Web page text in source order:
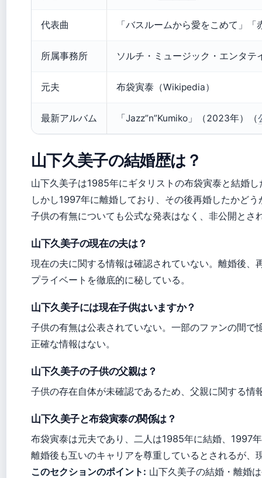
代表曲 「バスルームから愛をこめて」
所属事務所 ソルチ・ミュージック・エンタテ
元夫 布袋寅泰（Wikipedia）
最新アルバム 「Jazz”n”Kumiko」（2023年）（
山下久美子の結婚歴は？
山下久美子は1985年にギタリストの布袋寅泰と結婚
しかし1997年に離婚しており、その後再婚したかど
子供の有無についても公式な発表はなく、非公開とさ
山下久美子の現在の夫は？
現在の夫に関する情報は確認されていない。離婚後、
プライベートを徹底的に秘している。
山下久美子には現在子供はいますか？
子供の有無は公表されていない。一部のファンの間で
正確な情報はない。
山下久美子の子供の父親は？
子供の存在自体が未確認であるため、父親に関する情
山下久美子と布袋寅泰の関係は？
布袋寅泰は元夫であり、二人は1985年に結婚、1997
離婚後も互いのキャリアを尊重しているとされるが、
このセクションのポイント: 山下久美子の結婚・離婚